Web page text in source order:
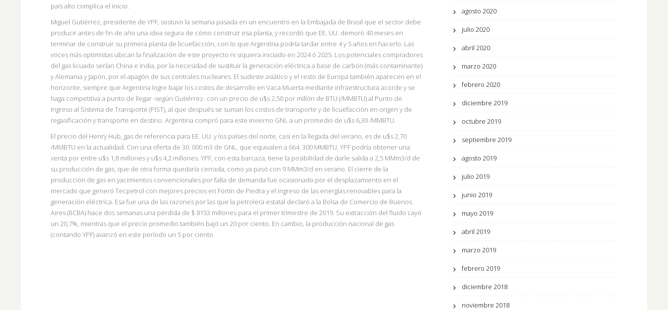
país alto complica el inicio.
Miguel Gutiérrez, presidente de YPF, sostuvo la semana pasada en un encuentro en la Embajada de Brasil que el sector debe
producir antes de fin de año una idea segura de cómo construir esa planta, y recordó que EE. UU. demoró 40 meses en
terminar de construir su primera planta de licuefacción, con lo que Argentina podría tardar entre 4 y 5 años en hacerlo. Las
voces más optimistas ubican la finalización de este proyecto ni siquiera iniciado en 2024 ó 2025. Los potenciales compradores
del gas licuado serían China e India, por la necesidad de sustituir la generación eléctrica a base de carbón (más contaminante)
y Alemania y Japón, por el apagón de sus centrales nucleares. El sudeste asiático y el resto de Europa también aparecen en el
horizonte, siempre que Argentina logre bajar los costos de desarrollo en Vaca Muerta mediante infraestructura acorde y se
haga competitiva a punto de llegar -según Gutiérrez- con un precio de u$s 2,50 por millón de BTU (/MMBTU) al Punto de
Ingreso al Sistema de Transporte (PIST), al que después se suman los costos de transporte y de licuefacción en origen y de
regasificación y transporte en destino. Argentina compró para este invierno GNL a un promedio de u$s 6,30 /MMBTU.
El precio del Henry Hub, gas de referencia para EE. UU. y los países del norte, casi en la llegada del verano, es de u$s 2,70
/MMBTU en la actualidad. Con una oferta de 30. 000 m3 de GNL, que equivalen a 664. 300 MMBTU, YPF podría obtener una
venta por entre u$s 1,8 millones y u$s 4,2 millones. YPF, con esta barcaza, tiene la posibilidad de darle salida a 2,5 MMm3/d de
su producción de gas, que de otra forma quedaría cerrada, como ya pasó con 9 MMm3/d en verano. El cierre de la
producción de gas en yacimientos convencionales por falta de demanda fue ocasionado por el desplazamiento en el
mercado que generó Tecpetrol con mejores precios en Fortín de Piedra y el ingreso de las energías renovables para la
generación eléctrica. Esa fue una de las razones por las que la petrolera estatal declaró a la Bolsa de Comercio de Buenos
Aires (BCBA) hace dos semanas una pérdida de $ 8153 millones para el primer trimestre de 2019. Su extracción del fluido cayó
un 20,7%, mientras que el precio promedio también bajó un 20 por ciento. En cambio, la producción nacional de gas
(contando YPF) avanzó en este período un 5 por ciento.
agosto 2020
julio 2020
abril 2020
marzo 2020
febrero 2020
diciembre 2019
octubre 2019
septiembre 2019
agosto 2019
julio 2019
junio 2019
mayo 2019
abril 2019
marzo 2019
febrero 2019
diciembre 2018
noviembre 2018